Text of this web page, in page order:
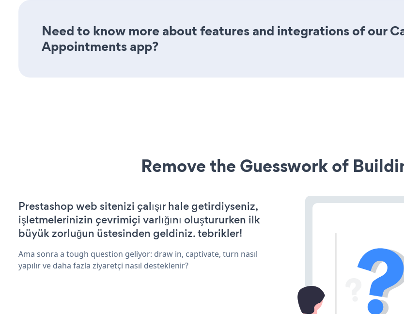
Need to know more about features and integrations of our
Appointments app?
Remove the Guesswork of
Prestashop web sitenizi çalışır hale getirdiyseniz,
işletmelerinizin çevrimiçi varlığını oluştururken ilk
büyük zorluğun üstesinden geldiniz. tebrikler!
Ama sonra a tough question geliyor: draw in, captivate, turn nasıl
yapılır ve daha fazla ziyaretçi nasıl desteklenir?